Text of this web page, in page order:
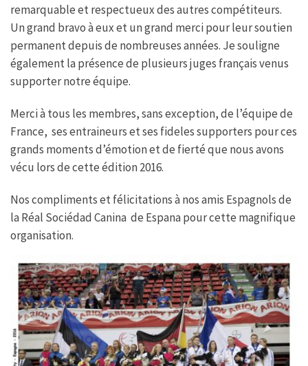
remarquable et respectueux des autres compétiteurs.
Un grand bravo à eux et un grand merci pour leur soutien
permanent depuis de nombreuses années. Je souligne
également la présence de plusieurs juges français venus
supporter notre équipe.
Merci à tous les membres, sans exception, de l’équipe de
France, ses entraineurs et ses fideles supporters pour ces
grands moments d’émotion et de fierté que nous avons
vécu lors de cette édition 2016.
Nos compliments et félicitations à nos amis Espagnols de
la Réal Sociédad Canina de Espana pour cette magnifique
organisation.